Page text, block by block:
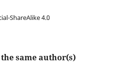
ShareAlike 4.0
same author(s)